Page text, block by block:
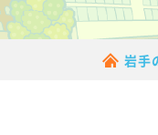
岩手